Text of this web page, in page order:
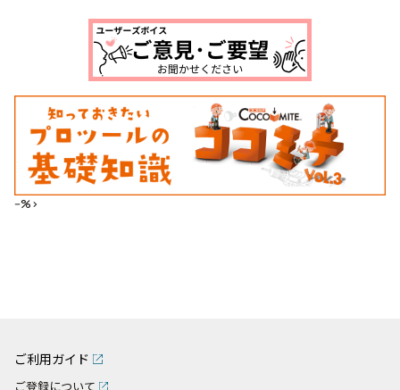
--%>
ご利用ガイド
ご登録について